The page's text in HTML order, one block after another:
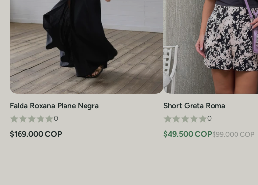
Vista rápida
Falda Roxana Plane Negra
0
$169.000 COP
Vista rápida
Short Greta Roma
0
$49.500 COP$99.000 COP